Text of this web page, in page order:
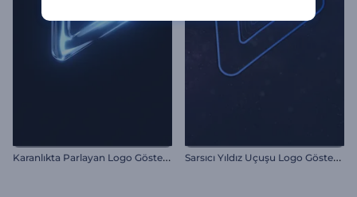
K
aranlıkta Parlayan Logo Gösterimi S
arsıcı Yıldız Uçuşu Logo Gösterimi